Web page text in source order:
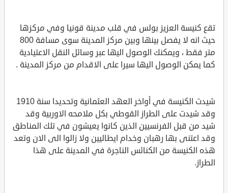
تقع كنيسة العزيز بولس في قلب مدينة قونيا وفي مركزها
حيث انه لا يفصل بينها وبين مركز المدينة سوى مسافة 800
متر فقط ، ويمكنك الوصول اليها عبر وسائل النقل الاعتيادية
كما يمكن الوصول اليها سيرا على الاقدام من مركز المدينة .
شيدت الكنيسة في أواخر العهد العثمانية وتحديدا سنة 1910
وقد شيدت على الطراز القوطي بكل ملامحه الاوربية وقد
شيد من قبل الفرنسيين الذين كانوا يعيشون في تلك المناطق
وقد اعتنى بها رهبان وخدام ايطاليين ولا زالوا الى الان وتعد
هذه الكنيسة من الكنائس الناجرة في المدينة على هذا
الطراز.